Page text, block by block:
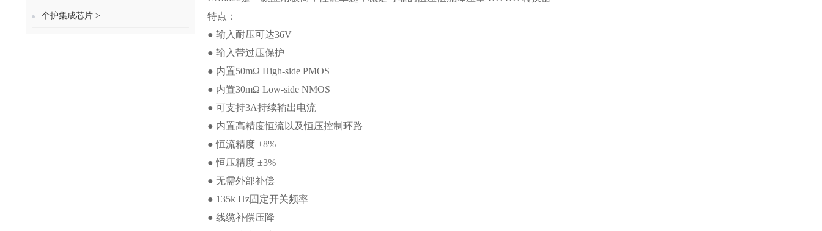
个护集成芯片 >
特点：
● 输入耐压可达36V
● 输入带过压保护
● 内置50mΩ High-side PMOS
● 内置30mΩ Low-side NMOS
● 可支持3A持续输出电流
● 内置高精度恒流以及恒压控制环路
● 恒流精度 ±8%
● 恒压精度 ±3%
● 无需外部补偿
● 135k Hz固定开关频率
● 线缆补偿压降